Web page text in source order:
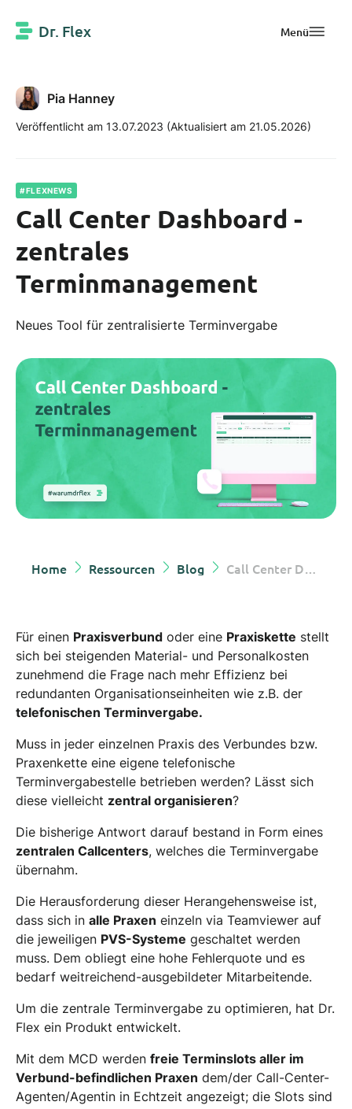
Dr. Flex Menü
Pia Hanney
Veröffentlicht am 13.07.2023 (Aktualisiert am 21.05.2026)
#FLEXNEWS
Call Center Dashboard -
zentrales
Terminmanagement
Neues Tool für zentralisierte Terminvergabe
Home Ressourcen Blog Call Center Dashboard - zentrales Terminmanagement
Für einen Praxisverbund oder eine Praxiskette stellt
sich bei steigenden Material- und Personalkosten
zunehmend die Frage nach mehr Effizienz bei
redundanten Organisationseinheiten wie z.B. der
telefonischen Terminvergabe.
Muss in jeder einzelnen Praxis des Verbundes bzw.
Praxenkette eine eigene telefonische
Terminvergabestelle betrieben werden? Lässt sich
diese vielleicht zentral organisieren?
Die bisherige Antwort darauf bestand in Form eines
zentralen Callcenters, welches die Terminvergabe
übernahm.
Die Herausforderung dieser Herangehensweise ist,
dass sich in alle Praxen einzeln via Teamviewer auf
die jeweiligen PVS-Systeme geschaltet werden
muss. Dem obliegt eine hohe Fehlerquote und es
bedarf weitreichend-ausgebildeter Mitarbeitende.
Um die zentrale Terminvergabe zu optimieren, hat Dr.
Flex ein Produkt entwickelt.
Mit dem MCD werden freie Terminslots aller im
Verbund-befindlichen Praxen dem/der Call-Center-
Agenten/Agentin in Echtzeit angezeigt; die Slots sind